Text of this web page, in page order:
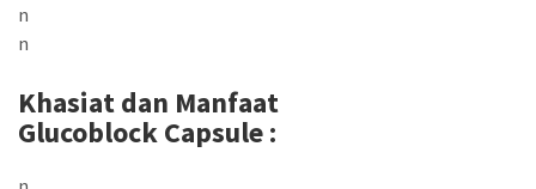
n
n
Khasiat dan Manfaat
Glucoblock Capsule :